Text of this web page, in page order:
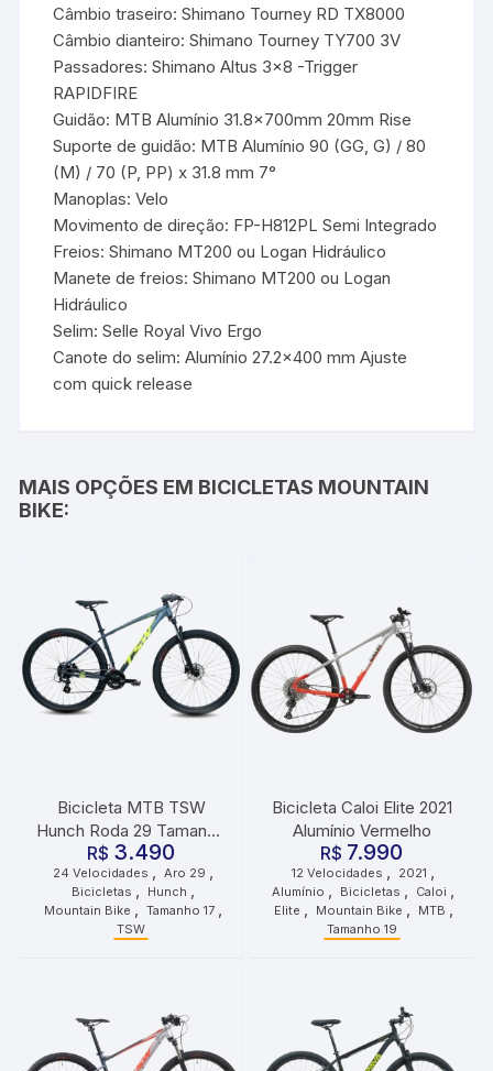
Câmbio traseiro: Shimano Tourney RD TX8000
Câmbio dianteiro: Shimano Tourney TY700 3V
Passadores: Shimano Altus 3×8 -Trigger
RAPIDFIRE
Guidão: MTB Alumínio 31.8x700mm 20mm Rise
Suporte de guidão: MTB Alumínio 90 (GG, G) / 80
(M) / 70 (P, PP) x 31.8 mm 7°
Manoplas: Velo
Movimento de direção: FP-H812PL Semi Integrado
Freios: Shimano MT200 ou Logan Hidráulico
Manete de freios: Shimano MT200 ou Logan
Hidráulico
Selim: Selle Royal Vivo Ergo
Canote do selim: Alumínio 27.2×400 mm Ajuste
com quick release
MAIS OPÇÕES EM BICICLETAS MOUNTAIN
BIKE:
Bicicleta MTB TSW
Hunch Roda 29 Tamanho
17 24 Velocidades Cinza
Preto Verde
R$ 3.490
24 Velocidades Aro 29
Bicicletas Hunch
Mountain Bike Tamanho 17
TSW
Bicicleta Caloi Elite 2021
Alumínio Vermelho
R$ 7.990
12 Velocidades 2021
Alumínio Bicicletas Caloi
Elite Mountain Bike MTB
Tamanho 19